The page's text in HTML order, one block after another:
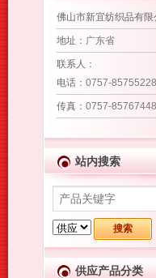
佛山市新宜纺织品有限
地址 ：广东省
联系人 ：
电话 ：0757-85755228
传真 ：0757-85767448
站内搜索
供应产品分类